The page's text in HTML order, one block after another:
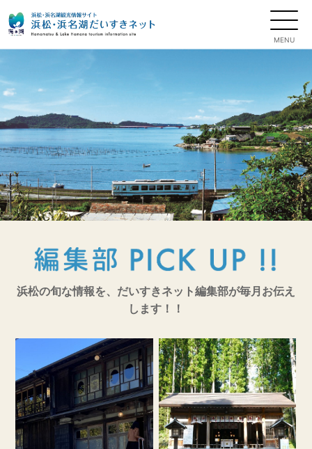
浜松の旬な情報を、だいすきネット編集部が毎月お伝え
します！！